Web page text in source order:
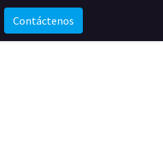
Contáctenos